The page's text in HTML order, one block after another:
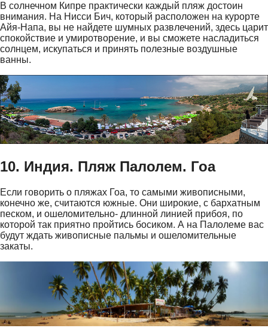
В солнечном Кипре практически каждый пляж достоин
внимания. На Нисси Бич, который расположен на курорте
Айя-Напа, вы не найдете шумных развлечений, здесь царит
спокойствие и умиротворение, и вы сможете насладиться
солнцем, искупаться и принять полезные воздушные
ванны.
10. Индия. Пляж Палолем. Гоа
Если говорить о пляжах Гоа, то самыми живописными,
конечно же, считаются южные. Они широкие, с бархатным
песком, и ошеломительно- длинной линией прибоя, по
которой так приятно пройтись босиком. А на Палолеме вас
будут ждать живописные пальмы и ошеломительные
закаты.